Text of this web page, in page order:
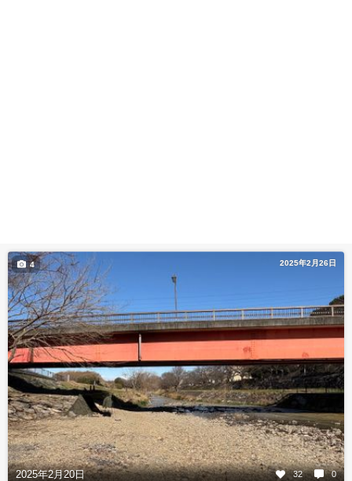
2025年2月26日
2025年2月20日 32 0
4